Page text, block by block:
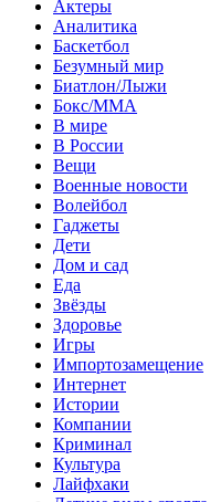
Актеры
Аналитика
Баскетбол
Безумный мир
Биатлон/Лыжи
Бокс/MMA
В мире
В России
Вещи
Военные новости
Волейбол
Гаджеты
Дети
Дом и сад
Еда
Звёзды
Здоровье
Игры
Импортозамещение
Интернет
Истории
Компании
Криминал
Культура
Лайфхаки